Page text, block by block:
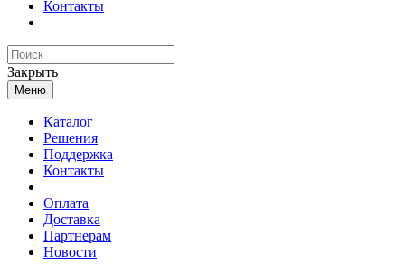
Контакты
Закрыть
Меню
Каталог
Решения
Поддержка
Контакты
Оплата
Доставка
Партнерам
Новости